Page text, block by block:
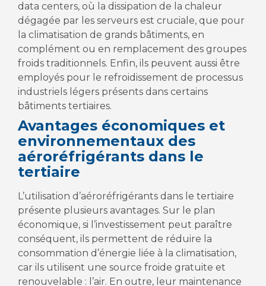
data centers, où la dissipation de la chaleur
dégagée par les serveurs est cruciale, que pour
la climatisation de grands bâtiments, en
complément ou en remplacement des groupes
froids traditionnels. Enfin, ils peuvent aussi être
employés pour le refroidissement de processus
industriels légers présents dans certains
bâtiments tertiaires.
Avantages économiques et
environnementaux des
aéroréfrigérants dans le
tertiaire
L’utilisation d’aéroréfrigérants dans le tertiaire
présente plusieurs avantages. Sur le plan
économique, si l’investissement peut paraître
conséquent, ils permettent de réduire la
consommation d’énergie liée à la climatisation,
car ils utilisent une source froide gratuite et
renouvelable : l’air. En outre, leur maintenance